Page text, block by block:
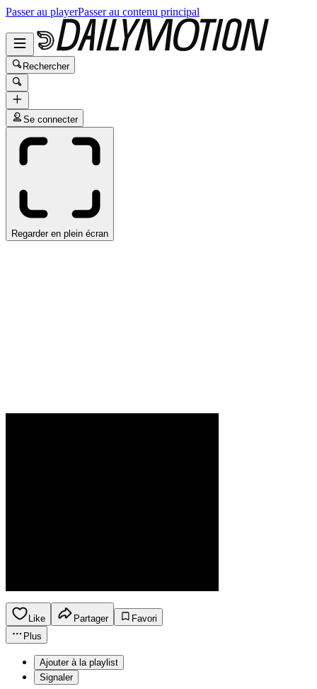
Passer au playerPasser au contenu principal
Rechercher
Se connecter
Regarder en plein écran
Like Partager
Favori
Plus
Ajouter à la playlist
Signaler